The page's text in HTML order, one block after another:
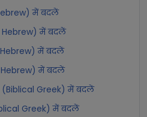
में बदलें
Hebrew) में बदलें
Hebrew) में बदलें
Hebrew) में बदलें
(Biblical Greek) में बदलें
Greek) में बदलें